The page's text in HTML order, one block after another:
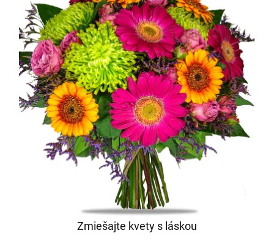
Zmiešajte kvety s láskou